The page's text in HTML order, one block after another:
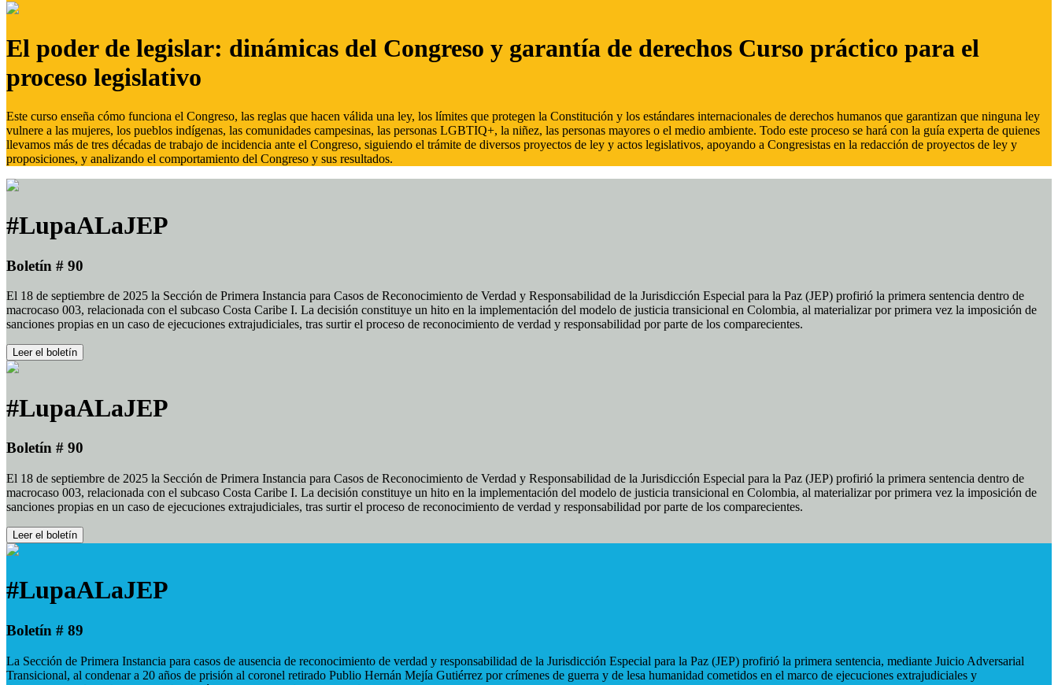
El poder de legislar: dinámicas del Congreso y garantía de derechos Curso práctico para el
proceso legislativo
Este curso enseña cómo funciona el Congreso, las reglas que hacen válida una ley, los límites que protegen la Constitución y los estándares internacionales de derechos humanos que garantizan que ninguna ley
vulnere a las mujeres, los pueblos indígenas, las comunidades campesinas, las personas LGBTIQ+, la niñez, las personas mayores o el medio ambiente. Todo este proceso se hará con la guía experta de quienes
llevamos más de tres décadas de trabajo de incidencia ante el Congreso, siguiendo el trámite de diversos proyectos de ley y actos legislativos, apoyando a Congresistas en la redacción de proyectos de ley y
proposiciones, y analizando el comportamiento del Congreso y sus resultados.
#LupaALaJEP
Boletín # 90
El 18 de septiembre de 2025 la Sección de Primera Instancia para Casos de Reconocimiento de Verdad y Responsabilidad de la Jurisdicción Especial para la Paz (JEP) profirió la primera sentencia dentro de
macrocaso 003, relacionada con el subcaso Costa Caribe I. La decisión constituye un hito en la implementación del modelo de justicia transicional en Colombia, al materializar por primera vez la imposición de
sanciones propias en un caso de ejecuciones extrajudiciales, tras surtir el proceso de reconocimiento de verdad y responsabilidad por parte de los comparecientes.
Leer el boletín
#LupaALaJEP
Boletín # 90
El 18 de septiembre de 2025 la Sección de Primera Instancia para Casos de Reconocimiento de Verdad y Responsabilidad de la Jurisdicción Especial para la Paz (JEP) profirió la primera sentencia dentro de
macrocaso 003, relacionada con el subcaso Costa Caribe I. La decisión constituye un hito en la implementación del modelo de justicia transicional en Colombia, al materializar por primera vez la imposición de
sanciones propias en un caso de ejecuciones extrajudiciales, tras surtir el proceso de reconocimiento de verdad y responsabilidad por parte de los comparecientes.
Leer el boletín
#LupaALaJEP
Boletín # 89
La Sección de Primera Instancia para casos de ausencia de reconocimiento de verdad y responsabilidad de la Jurisdicción Especial para la Paz (JEP) profirió la primera sentencia, mediante Juicio Adversarial
Transicional, al condenar a 20 años de prisión al coronel retirado Publio Hernán Mejía Gutiérrez por crímenes de guerra y de lesa humanidad cometidos en el marco de ejecuciones extrajudiciales y